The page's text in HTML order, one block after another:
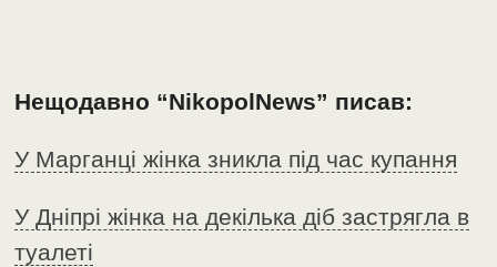
Нещодавно “NikopolNews” писав:
У Марганці жінка зникла під час купання
У Дніпрі жінка на декілька діб застрягла в
туалеті